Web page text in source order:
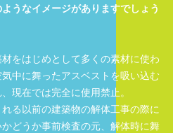
ようなイメージがありますでしょう
をはじめとして多くの素材に使わ
中に舞ったアスベストを吸い込む
現在では完全に使用禁止。
る以前の建築物の解体工事の際に
どうか事前検査の元、解体時に舞